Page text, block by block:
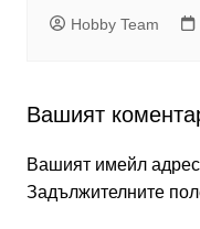
Hobby Team
Вашият
Вашият имейл
Задължителните